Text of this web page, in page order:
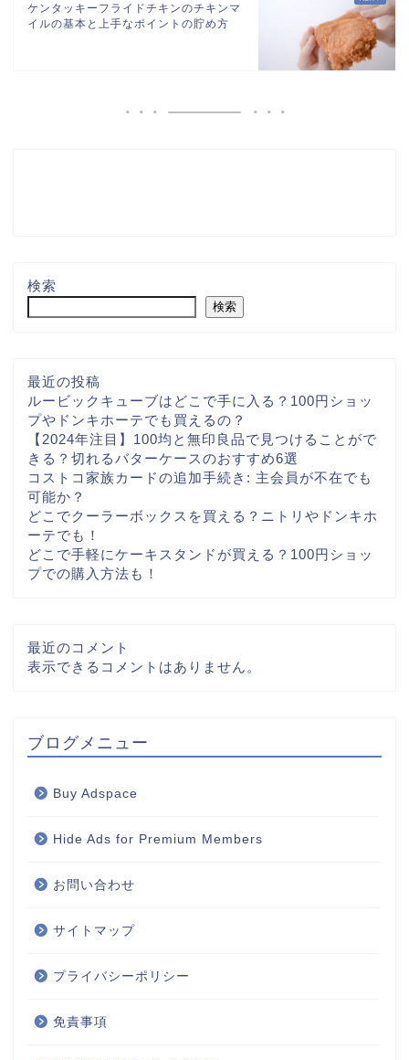
ケンタッキーフライドチキンのチキンマ
イルの基本と上手なポイントの貯め方
検索
検索
最近の投稿
ルービックキューブはどこで手に入る？100円ショッ
プやドンキホーテでも買えるの？
【2024年注目】100均と無印良品で見つけることがで
きる？切れるバターケースのおすすめ6選
コストコ家族カードの追加手続き: 主会員が不在でも
可能か？
どこでクーラーボックスを買える？ニトリやドンキホ
ーテでも！
どこで手軽にケーキスタンドが買える？100円ショッ
プでの購入方法も！
最近のコメント
表示できるコメントはありません。
ブログメニュー
Buy Adspace
Hide Ads for Premium Members
お問い合わせ
サイトマップ
プライバシーポリシー
免責事項